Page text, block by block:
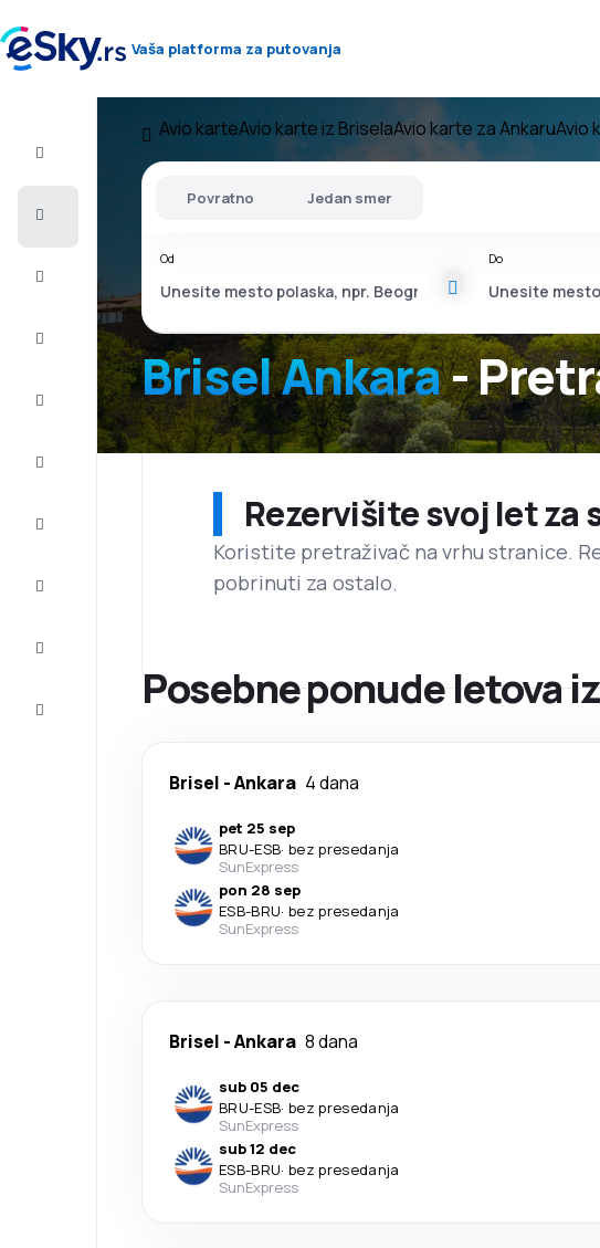
Vaša platforma za putovanja
Letovanje
putovanja
Avio karteAvio karte iz BriselaAvio karte za AnkaruAvio
Brisel Ankara-
Povratno Jedan smer
Od Do
Rezervišite svoj let
Koristite pretraživač na vrhu stranice.
pobrinuti za ostalo.
Posebne ponude letova
Brisel -Ankara 4 dana
pet 25 sep
BRU-ESB· bez presedanja
SunExpress
pon 28 sep
ESB-BRU· bez presedanja
SunExpress
Brisel -Ankara 8 dana
sub 05 dec
BRU-ESB· bez presedanja
SunExpress
sub 12 dec
ESB-BRU· bez presedanja
SunExpress